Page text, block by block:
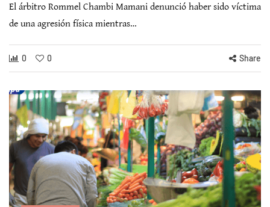
El árbitro Rommel Chambi Mamani denunció haber sido víctima
de una agresión física mientras…
0 0 Share